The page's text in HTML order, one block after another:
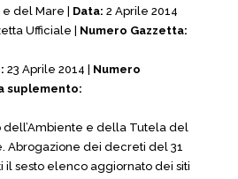
del Mare | Data: 2 Aprile 2014
Ufficiale | Numero Gazzetta:
23 Aprile 2014 | Numero
suplemento:
dell’Ambiente e della Tutela del
Abrogazione dei decreti del 31
il sesto elenco aggiornato dei siti